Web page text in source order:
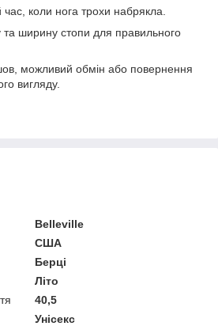
час, коли нога трохи набрякла.
та ширину стопи для правильного
можливий обмін або повернення
вигляду.
Belleville
США
Берці
Літо
40,5
Унісекс